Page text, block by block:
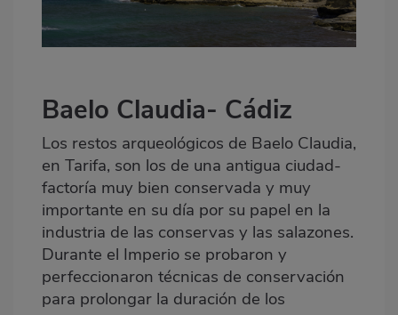
Baelo Claudia- Cádiz
Los restos arqueológicos de Baelo Claudia,
en Tarifa, son los de una antigua ciudad-
factoría muy bien conservada y muy
importante en su día por su papel en la
industria de las conservas y las salazones.
Durante el Imperio se probaron y
perfeccionaron técnicas de conservación
para prolongar la duración de los